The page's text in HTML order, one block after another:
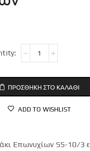
ΠΡΟΣΘΉΚΗ ΣΤΟ ΚΑΛΆΘΙ
ADD TO WISHLIST
Επωνυχίων SS-10/3